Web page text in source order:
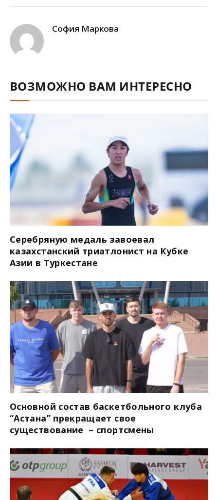
София Маркова
ВОЗМОЖНО ВАМ ИНТЕРЕСНО
Серебряную медаль завоевал
казахстанский триатлонист на Кубке
Азии в Туркестане
Основной состав баскетбольного клуба
“Астана” прекращает свое
существование – спортсмены